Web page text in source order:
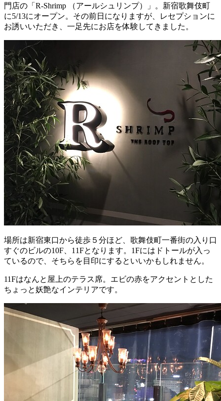
門店の「R-Shrimp （アールシュリンプ）」。新宿歌舞伎町
に5/13にオープン。その前日になりますが、レセプションに
お誘いいただき、一足先にお店を体験してきました。
場所は新宿東口から徒歩５分ほど、歌舞伎町一番街の入り口
すぐのビルの10F、11Fとなります。1Fにはドトールが入っ
ているので、そちらを目印にするといいかもしれません。
11Fはなんと屋上のテラス席。エビの赤をアクセントとした
ちょっと妖艶なインテリアです。